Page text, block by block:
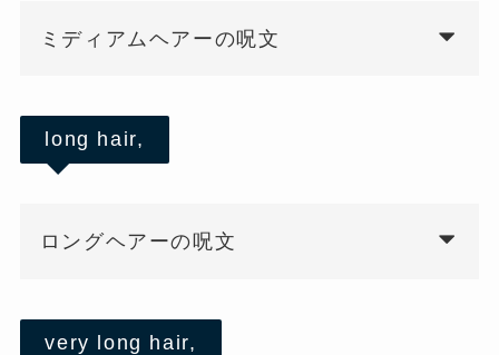
ミディアムヘアーの呪文
long hair,
ロングヘアーの呪文
very long hair,